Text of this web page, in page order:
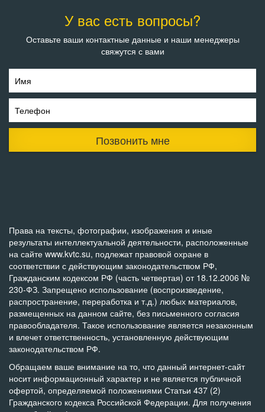
У вас есть вопросы?
Оставьте ваши контактные данные и наши менеджеры
свяжутся с вами
Имя
Телефон
Позвонить мне
Права на тексты, фотографии, изображения и иные
результаты интеллектуальной деятельности, расположенные
на сайте www.kvtc.su, подлежат правовой охране в
соответствии с действующим законодательством РФ,
Гражданским кодексом РФ (часть четвертая) от 18.12.2006 №
230-ФЗ. Запрещено использование (воспроизведение,
распространение, переработка и т.д.) любых материалов,
размещенных на данном сайте, без письменного согласия
правообладателя. Такое использование является незаконным
и влечет ответственность, установленную действующим
законодательством РФ.
Обращаем ваше внимание на то, что данный интернет-сайт
носит информационный характер и не является публичной
офертой, определяемой положениями Статьи 437 (2)
Гражданского кодекса Российской Федерации. Для получения